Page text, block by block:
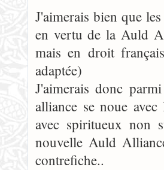
J'aimerais bien que
en vertu de la Auld
mais en droit
adaptée)
J'aimerais donc
alliance se noue
avec spiritueux non
nouvelle Auld
contrefiche..